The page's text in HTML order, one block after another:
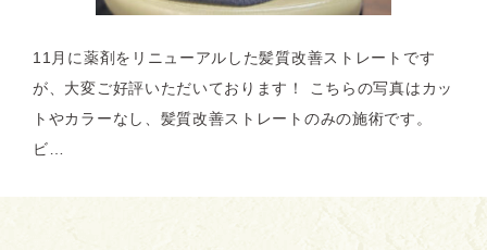
11月に薬剤をリニューアルした髪質改善ストレートです
が、大変ご好評いただいております！ こちらの写真はカッ
トやカラーなし、髪質改善ストレートのみの施術です。
ビ…